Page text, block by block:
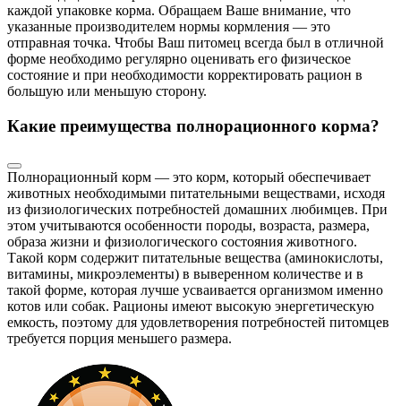
каждой упаковке корма. Обращаем Ваше внимание, что
указанные производителем нормы кормления — это
отправная точка. Чтобы Ваш питомец всегда был в отличной
форме необходимо регулярно оценивать его физическое
состояние и при необходимости корректировать рацион в
большую или меньшую сторону.
Какие преимущества полнорационного корма?
Полнорационный корм — это корм, который обеспечивает
животных необходимыми питательными веществами, исходя
из физиологических потребностей домашних любимцев. При
этом учитываются особенности породы, возраста, размера,
образа жизни и физиологического состояния животного.
Такой корм содержит питательные вещества (аминокислоты,
витамины, микроэлементы) в выверенном количестве и в
такой форме, которая лучше усваивается организмом именно
котов или собак. Рационы имеют высокую энергетическую
емкость, поэтому для удовлетворения потребностей питомцев
требуется порция меньшего размера.